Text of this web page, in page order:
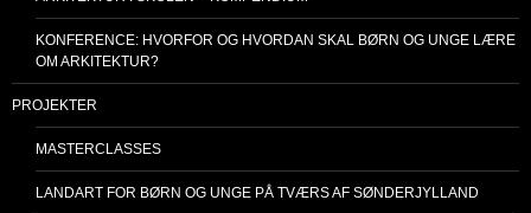
KONFERENCE: HVORFOR OG HVORDAN SKAL BØRN OG UNGE LÆRE
OM ARKITEKTUR?
PROJEKTER
MASTERCLASSES
LANDART FOR BØRN OG UNGE PÅ TVÆRS AF SØNDERJYLLAND